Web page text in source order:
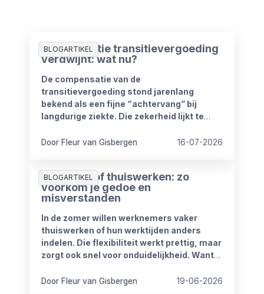
BLOGARTIKEL
Compensatie transitievergoeding
verdwijnt: wat nu?
De compensatie van de
transitievergoeding stond jarenlang
bekend als een fijne “achtervang” bij
langdurige ziekte. Die zekerheid lijkt te
kabinet heeft plannen om de
Door Fleur van Gisbergen 16-07-2026
BLOGARTIKEL
Zomerproof thuiswerken: zo
voorkom je gedoe en
misverstanden
In de zomer willen werknemers vaker
thuiswerken of hun werktijden anders
indelen. Die flexibiliteit werkt prettig, maar
zorgt ook snel voor onduidelijkheid. Want
iemand bereikbaar? En hoe blijft het werk
Door Fleur van Gisbergen 19-06-2026